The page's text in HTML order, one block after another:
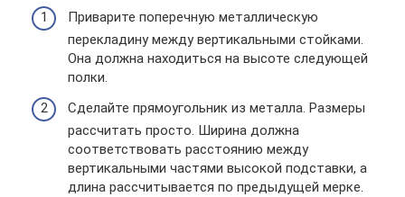
Приварите поперечную металлическую
перекладину между вертикальными стойками.
Она должна находиться на высоте следующей
полки.
Сделайте прямоугольник из металла. Размеры
рассчитать просто. Ширина должна
соответствовать расстоянию между
вертикальными частями высокой подставки, а
длина рассчитывается по предыдущей мерке.